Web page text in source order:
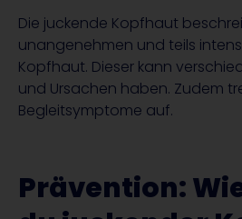
Die juckende Kopfhaut
unangenehmen und teils
Kopfhaut. Dieser kann
und Ursachen haben. Zudem
Begleitsymptome auf.
Prävention: